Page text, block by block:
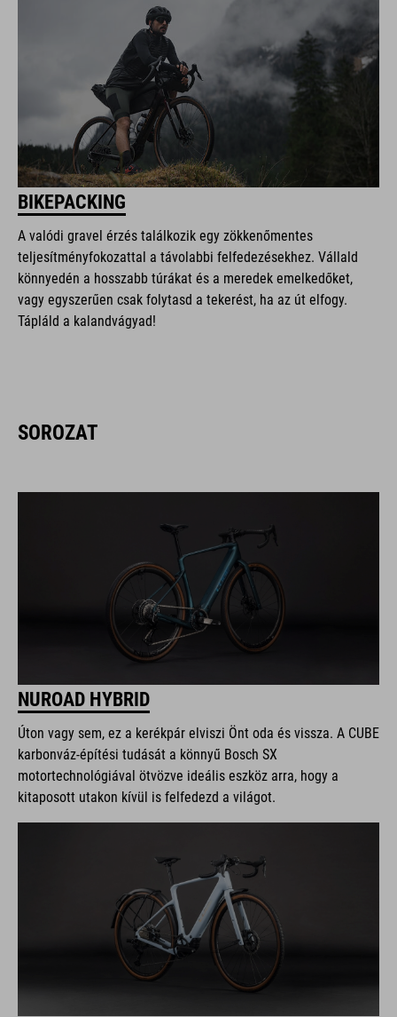
BIKEPACKING
A valódi gravel érzés találkozik egy zökkenőmentes
teljesítményfokozattal a távolabbi felfedezésekhez. Vállald
könnyedén a hosszabb túrákat és a meredek emelkedőket,
vagy egyszerűen csak folytasd a tekerést, ha az út elfogy.
Tápláld a kalandvágyad!
SOROZAT
NUROAD HYBRID
Úton vagy sem, ez a kerékpár elviszi Önt oda és vissza. A CUBE
karbonváz-építési tudását a könnyű Bosch SX
motortechnológiával ötvözve ideális eszköz arra, hogy a
kitaposott utakon kívül is felfedezd a világot.